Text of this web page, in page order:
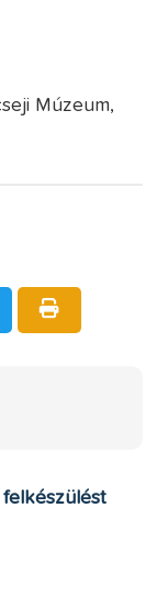
Múzeum,
felkészülést